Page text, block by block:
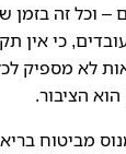
– וכל זה בזמן
כי אין
לא מספיק
הציבור.
מביטוח